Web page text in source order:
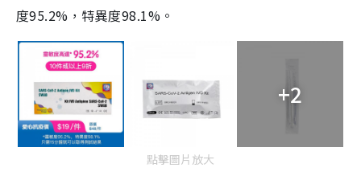
度95.2%，特異度98.1%。
+2
點擊圖片放大